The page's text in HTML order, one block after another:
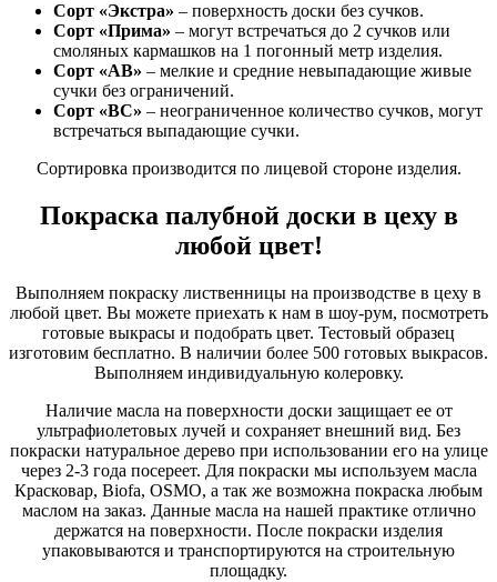
Сорт «Экстра» – поверхность доски без сучков.
Сорт «Прима» – могут встречаться до 2 сучков или
смоляных кармашков на 1 погонный метр изделия.
Сорт «АВ» – мелкие и средние невыпадающие живые
сучки без ограничений.
Сорт «ВС» – неограниченное количество сучков, могут
встречаться выпадающие сучки.
Сортировка производится по лицевой стороне изделия.
Покраска палубной доски в цеху в
любой цвет!
Выполняем покраску лиственницы на производстве в цеху в
любой цвет. Вы можете приехать к нам в шоу-рум, посмотреть
готовые выкрасы и подобрать цвет. Тестовый образец
изготовим бесплатно. В наличии более 500 готовых выкрасов.
Выполняем индивидуальную колеровку.
Наличие масла на поверхности доски защищает ее от
ультрафиолетовых лучей и сохраняет внешний вид. Без
покраски натуральное дерево при использовании его на улице
через 2-3 года посереет. Для покраски мы используем масла
Красковар, Biofa, OSMO, а так же возможна покраска любым
маслом на заказ. Данные масла на нашей практике отлично
держатся на поверхности. После покраски изделия
упаковываются и транспортируются на строительную
площадку.